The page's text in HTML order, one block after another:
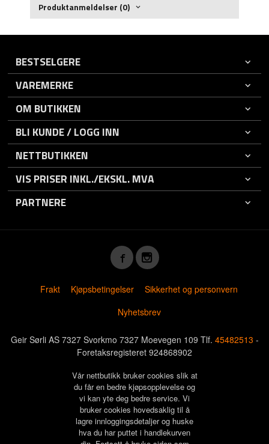
Produktanmeldelser (0)
BESTSELGERE
VAREMERKE
OM BUTIKKEN
BLI KUNDE / LOGG INN
NETTBUTIKKEN
VIS PRISER INKL./EKSKL. MVA
PARTNERE
Frakt Kjøpsbetingelser
Sikkerhet og personvern
Nyhetsbrev
Geir Sørli AS 7327 Svorkmo 7327 Moevegen 109 Tlf. 45482513 -
Foretaksregisteret 924868902
Vår nettbutikk bruker cookies slik at
du får en bedre kjøpsopplevelse og
vi kan yte deg bedre service. Vi
bruker cookies hovedsaklig til å
lagre innloggingsdetaljer og huske
hva du har puttet i handlekurven